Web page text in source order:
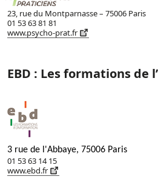
23, rue du Montparnasse – 75006 Paris
01 53 63 81 81
www.psycho-prat.fr
EBD : Les formations de
3 rue de l'Abbaye, 75006 Paris
01 53 63 14 15
www.ebd.fr